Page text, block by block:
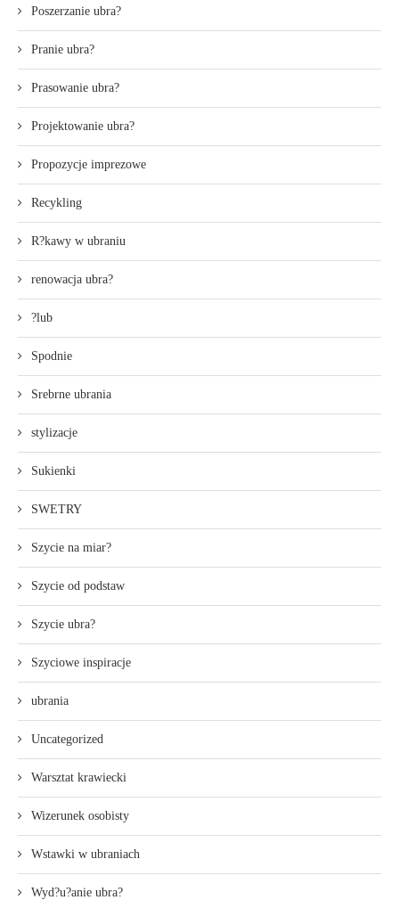
Poszerzanie ubra?
Pranie ubra?
Prasowanie ubra?
Projektowanie ubra?
Propozycje imprezowe
Recykling
R?kawy w ubraniu
renowacja ubra?
?lub
Spodnie
Srebrne ubrania
stylizacje
Sukienki
SWETRY
Szycie na miar?
Szycie od podstaw
Szycie ubra?
Szyciowe inspiracje
ubrania
Uncategorized
Warsztat krawiecki
Wizerunek osobisty
Wstawki w ubraniach
Wyd?u?anie ubra?